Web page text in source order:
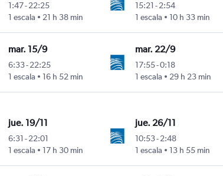
1:47-22:25
1 escala
21 h 38 min
15:21 -2:54
1 escala
10 h 33 min
mar. 15/9
6:33-22:25
1 escala
16 h 52 min
mar. 22/9
17:55-0:18
1 escala
29 h 23 min
jue. 19/11
6:31 -22:01
1 escala
17 h 30 min
jue. 26/11
10:53-2:48
1 escala
13 h 55 min